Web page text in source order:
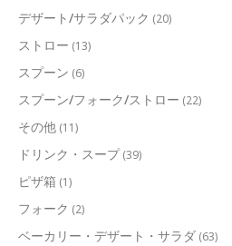
デザート/サラダパック (20)
ストロー (13)
スプーン (6)
スプーン/フォーク/ストロー (22)
その他 (11)
ドリンク・スープ (39)
ピザ箱 (1)
フォーク (2)
ベーカリー・デザート・サラダ (63)